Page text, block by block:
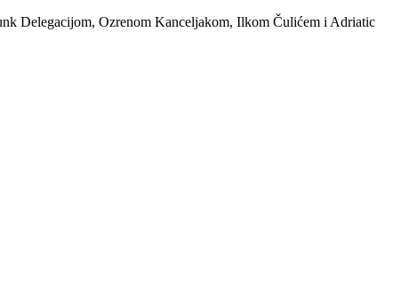
Delegacijom, Ozrenom Kanceljakom, Ilkom Čulićem i Adriatic